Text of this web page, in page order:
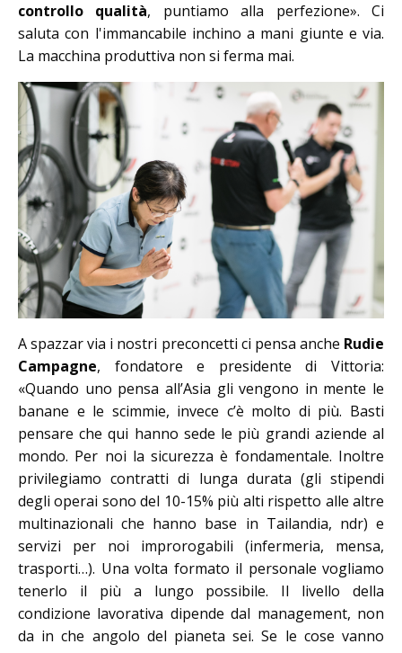
controllo qualità, puntiamo alla perfezione». Ci
saluta con l'immancabile inchino a mani giunte e via.
La macchina produttiva non si ferma mai.
A spazzar via i nostri preconcetti ci pensa anche Rudie
Campagne, fondatore e presidente di Vittoria:
«Quando uno pensa all’Asia gli vengono in mente le
banane e le scimmie, invece c’è molto di più. Basti
pensare che qui hanno sede le più grandi aziende al
mondo. Per noi la sicurezza è fondamentale. Inoltre
privilegiamo contratti di lunga durata (gli stipendi
degli operai sono del 10-15% più alti rispetto alle altre
multinazionali che hanno base in Tailandia, ndr) e
servizi per noi improrogabili (infermeria, mensa,
trasporti…). Una volta formato il personale vogliamo
tenerlo il più a lungo possibile. Il livello della
condizione lavorativa dipende dal management, non
da in che angolo del pianeta sei. Se le cose vanno